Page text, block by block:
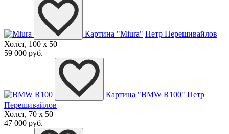
Картина "Miura" Петр Перешивайлов
Холст, 100 x 50
59 000 руб.
Картина "BMW R100" Петр
Перешивайлов
Холст, 70 x 50
47 000 руб.